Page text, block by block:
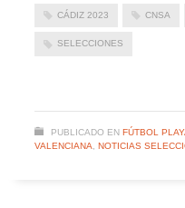
CÁDIZ 2023 CNSA
SELECCIONES
PUBLICADO EN FÚTBOL
VALENCIANA
NOTICIAS